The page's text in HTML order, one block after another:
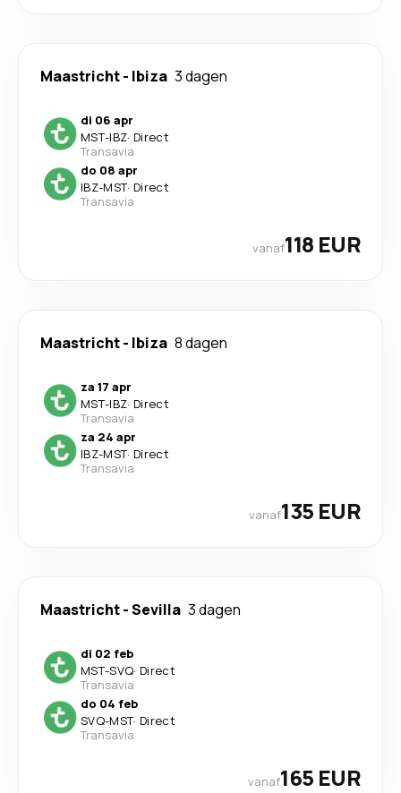
Maastricht- Ibiza 3 dagen
di 06 apr
MST-IBZ· Direct
Transavia
do 08 apr
IBZ-MST· Direct
Transavia
vanaf118 EUR
Maastricht- Ibiza 8 dagen
za 17 apr
MST-IBZ· Direct
Transavia
za 24 apr
IBZ-MST· Direct
Transavia
vanaf135 EUR
Maastricht-Sevilla 3 dagen
di 02 feb
MST-SVQ· Direct
Transavia
do 04 feb
SVQ-MST· Direct
Transavia
vanaf165 EUR